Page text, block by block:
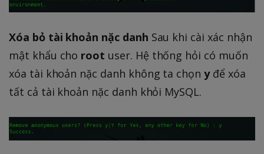
Xóa bỏ tài khoản nặc danh Sau khi cài xác nhận
mật khẩu cho root user. Hệ thống hỏi có muốn
xóa tài khoản nặc danh không ta chọnyđể xóa
tất cả tài khoản nặc danh khỏi MySQL.